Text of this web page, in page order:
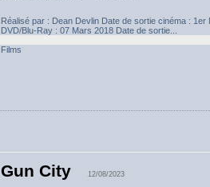
Réalisé par : Dean Devlin Date de sortie cinéma :
DVD/Blu-Ray : 07 Mars 2018 Date de sortie...
Films
Gun City 12/08/2023